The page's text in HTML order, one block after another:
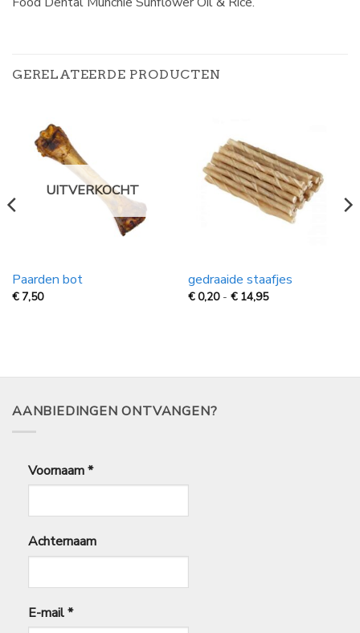
GERELATEERDE PRODUCTEN
UITVERKOCHT
Paarden bot
€ 7,50
gedraaide staafjes
€0,20 - € 14,95Prijsklasse:
AANBIEDINGEN ONTVANGEN?
Voornaam*
Achternaam
E-mail*